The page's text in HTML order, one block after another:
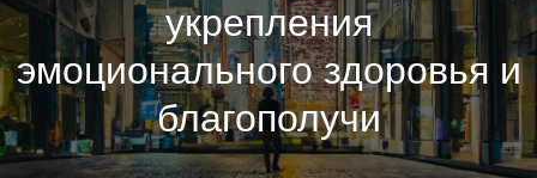
укрепления
эмоционального здоровья и
благополучи